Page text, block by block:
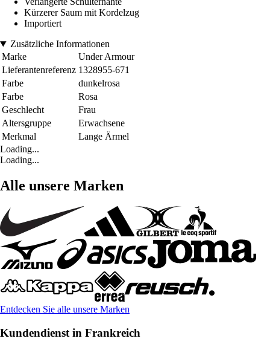
Kürzerer Saum mit Kordelzug
Importiert
Zusätzliche Informationen
Marke
Under Armour
Lieferantenreferenz 1328955-671
Farbe
dunkelrosa
Farbe
Rosa
Geschlecht
Frau
Altersgruppe
Erwachsene
Merkmal
Lange Ärmel
Loading...
Loading...
Alle unsere Marken
Entdecken Sie alle unsere Marken
Kundendienst in Frankreich